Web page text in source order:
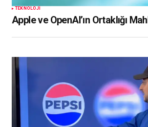
TEKNOLOJI
Apple ve OpenAI’ın Ortaklığı